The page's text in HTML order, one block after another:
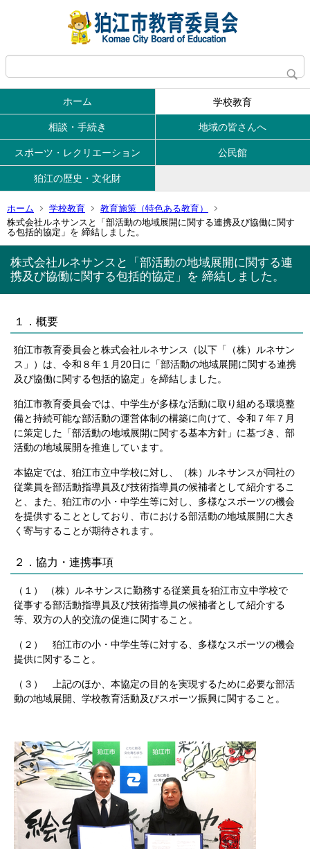
ホーム 学校教育
相談・手続き 地域の皆さんへ
スポーツ・レクリエーション 公民館
狛江の歴史・文化財
ホーム 学校教育
教育施策（特色ある教育）
株式会社ルネサンスと「部活動の地域展開に関する連携及び協働に関す
る包括的協定」を 締結しました。
株式会社ルネサンスと「部活動の地域展開に関する連
携及び協働に関する包括的協定」を 締結しました。
１．概要
狛江市教育委員会と株式会社ルネサンス（以下「（株）ルネサン
ス」）は、令和８年１月20日に「部活動の地域展開に関する連携
及び協働に関する包括的協定」を締結しました。
狛江市教育委員会では、中学生が多様な活動に取り組める環境整
備と持続可能な部活動の運営体制の構築に向けて、令和７年７月
に策定した「部活動の地域展開に関する基本方針」に基づき、部
活動の地域展開を推進しています。
本協定では、狛江市立中学校に対し、（株）ルネサンスが同社の
従業員を部活動指導員及び技術指導員の候補者として紹介するこ
と、また、狛江市の小・中学生等に対し、多様なスポーツの機会
を提供することとしており、市における部活動の地域展開に大き
く寄与することが期待されます。
２．協力・連携事項
（１） （株）ルネサンスに勤務する従業員を狛江市立中学校で
従事する部活動指導員及び技術指導員の候補者として紹介する
等、双方の人的交流の促進に関すること。
（２） 狛江市の小・中学生等に対する、多様なスポーツの機会
提供に関すること。
（３） 上記のほか、本協定の目的を実現するために必要な部活
動の地域展開、学校教育活動及びスポーツ振興に関すること。